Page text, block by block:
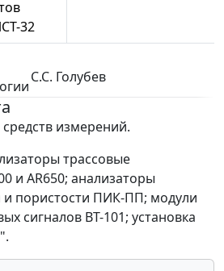
32
С.С. Голубев
измерений.
трассовые
и AR650; анализаторы
и пористости ПИК-ПП; модули
сигналов ВТ-101; установка